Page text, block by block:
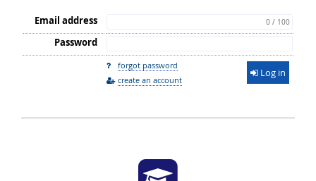
Email address 0 / 100
Password
forgot password
create an account
Log in